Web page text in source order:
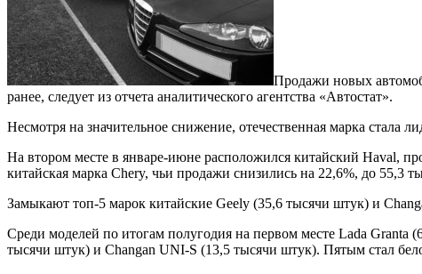
Продажи новых
ранее, следует из отчета аналитического агентства «Автостат».
Несмотря на значительное снижение, отечественная марка
На втором месте в январе-июне расположился китайский Haval,
китайская марка Chery, чьи продажи снизились на 22,6%, до 55,3
Замыкают топ-5 марок китайские Geely (35,6 тысячи штук) и
Среди моделей по итогам полугодия на первом месте Lada
тысячи штук) и Changan UNI-S (13,5 тысячи штук). Пятым стал